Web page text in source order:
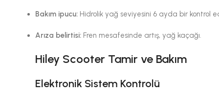
Bakım ipucu: Hidrolik yağ seviyesini 6 ayda bir kontrol
Arıza belirtisi: Fren mesafesinde artış, yağ kaçağı.
Hiley Scooter Tamir ve Bakım
Elektronik Sistem Kontrolü